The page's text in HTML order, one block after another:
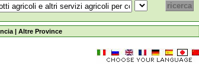
| Altre Province